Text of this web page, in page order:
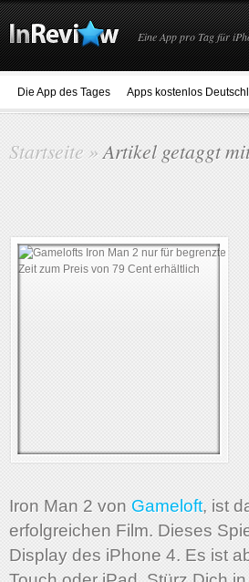
Eine App pro Tag für
Die App des Tages Apps kostenlos
Startseite »Artikel getaggt
Iron Man 2 von Gameloft, ist
erfolgreichen Film. Dieses
Display des iPhone 4. Es ist